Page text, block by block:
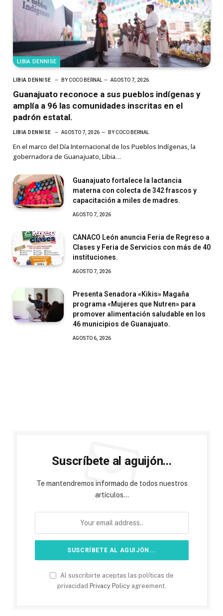
LIBIA DENNISE
LIBIA DENNISE BY COCO BERNAL AGOSTO 7, 2026
Guanajuato reconoce a sus pueblos indígenas y
amplía a 96 las comunidades inscritas en el
padrón estatal.
LIBIA DENNISE AGOSTO 7, 2026 BY COCO BERNAL
En el marco del Día Internacional de los Pueblos Indígenas, la
gobernadora de Guanajuato, Libia…
Guanajuato fortalece la lactancia
materna con colecta de 342 frascos y
capacitación a miles de madres.
AGOSTO 7, 2026
CANACO León anuncia Feria de Regreso a
Clases y Feria de Servicios con más de 40
instituciones.
AGOSTO 7, 2026
Presenta Senadora «Kikis» Magaña
programa «Mujeres que Nutren» para
promover alimentación saludable en los
46 municipios de Guanajuato.
AGOSTO 6, 2026
Suscríbete al aguijón...
Te mantendremos informado de todos nuestros
artículos...
Al suscribirte aceptas las políticas de
privacidad Privacy Policy agreement.